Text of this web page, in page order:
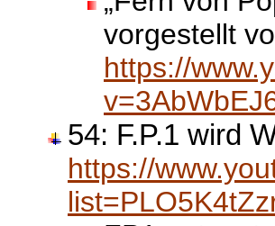
vorgestellt
https://
54: F.P.1 wird
https://